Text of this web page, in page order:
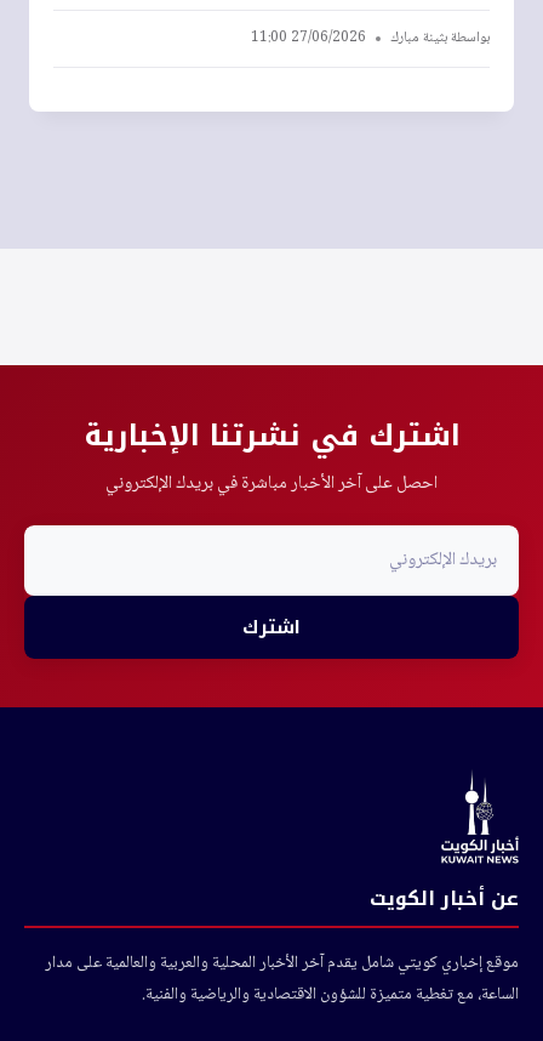
بواسطةبثينة مبارك 27/06/2026 11:00
اشترك في نشرتنا الإخبارية
احصل على آخر الأخبار مباشرة في بريدك الإلكتروني
اشترك
عن أخبار الكويت
موقع إخباري كويتي شامل يقدم آخر الأخبار المحلية والعربية والعالمية على مدار
الساعة، مع تغطية متميزة للشؤون الاقتصادية والرياضية والفنية.